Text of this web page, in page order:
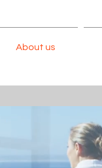
About us